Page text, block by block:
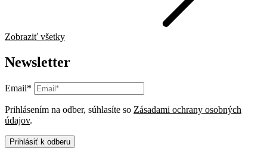
Zobraziť všetky
Newsletter
Email*
Prihlásením na odber, súhlasíte so Zásadami ochrany osobných
údajov.
Prihlásiť k odberu